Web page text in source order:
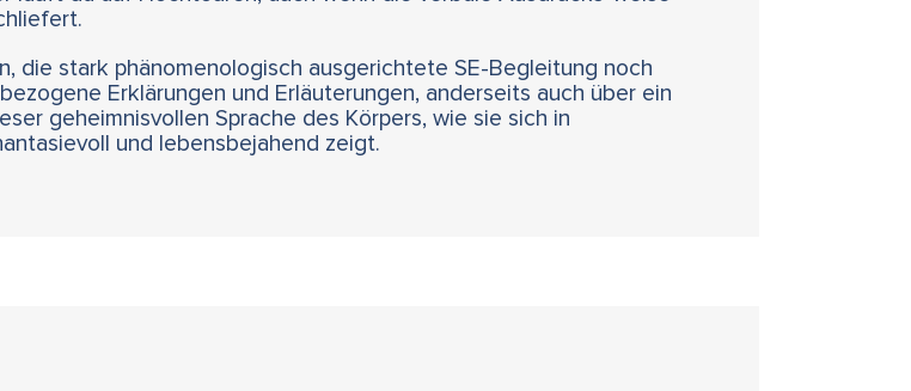
die stark phänomenologisch ausgerichtete SE-Begleitung noch
Erklärungen und Erläuterungen, anderseits auch über ein
geheimnisvollen Sprache des Körpers, wie sie sich in
und lebensbejahend zeigt.